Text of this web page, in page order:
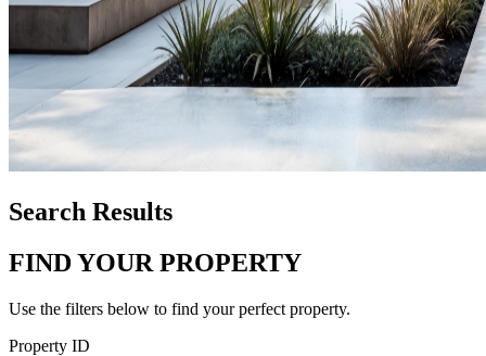
Search Results
FIND YOUR PROPERTY
Use the filters below to find your perfect property.
Property ID